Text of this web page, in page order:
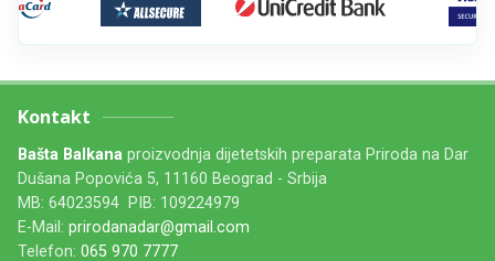
Kontakt
Bašta Balkana proizvodnja dijetetskih preparata Priroda na Dar
Dušana Popovića 5, 11160 Beograd - Srbija
MB: 64023594 PIB: 109224979
E-Mail: prirodanadar@gmail.com
Telefon: 065 970 7777